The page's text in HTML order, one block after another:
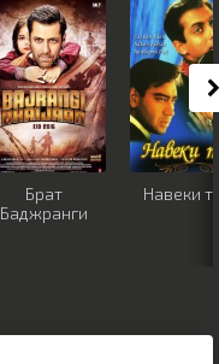
Брат
Баджранги
Навеки